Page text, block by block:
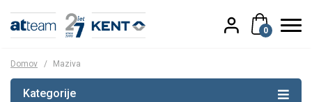
0
Domov / Maziva
Kategorije